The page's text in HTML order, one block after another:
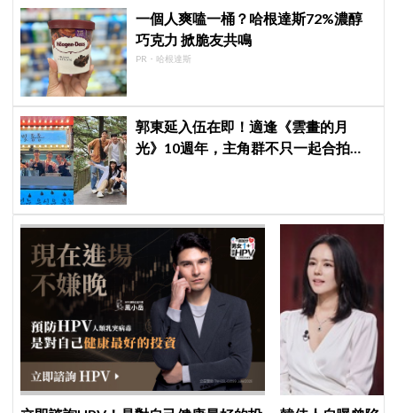
一個人爽嗑一桶？哈根達斯72%濃醇
巧克力 掀脆友共鳴
PR・哈根達斯
郭東延入伍在即！適逢《雲畫的月
光》10週年，主角群不只一起合拍畫